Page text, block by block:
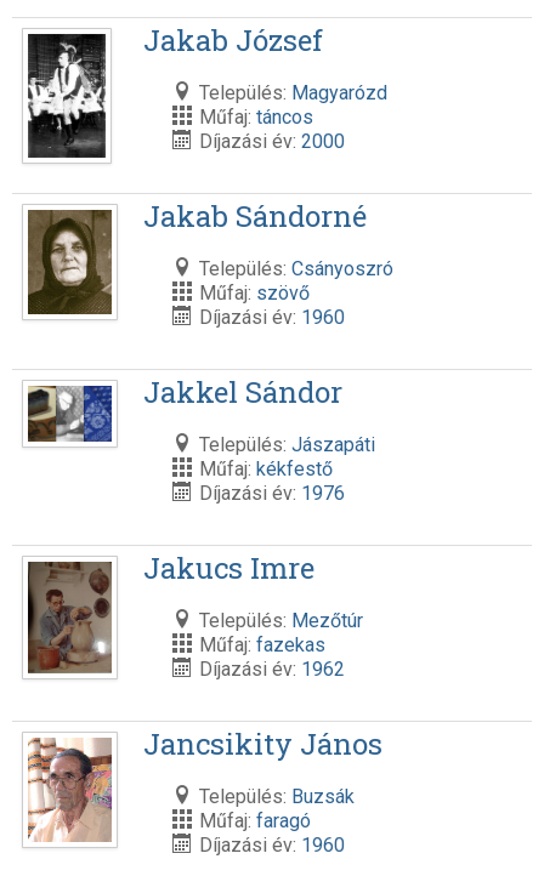
Jakab József
Település: Magyarózd
Műfaj: táncos
Díjazási év: 2000
Jakab Sándorné
Település: Csányoszró
Műfaj: szövő
Díjazási év: 1960
Jakkel Sándor
Település: Jászapáti
Műfaj: kékfestő
Díjazási év: 1976
Jakucs Imre
Település: Mezőtúr
Műfaj: fazekas
Díjazási év: 1962
Jancsikity János
Település: Buzsák
Műfaj: faragó
Díjazási év: 1960